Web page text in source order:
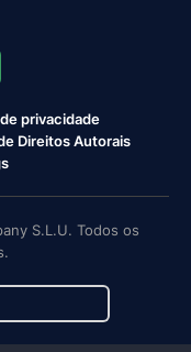
privacidade
Direitos Autorais
S.L.U. Todos os